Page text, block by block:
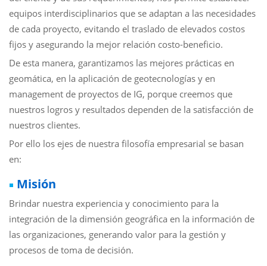
equipos interdisciplinarios que se adaptan a las necesidades
de cada proyecto, evitando el traslado de elevados costos
fijos y asegurando la mejor relación costo-beneficio.
De esta manera, garantizamos las mejores prácticas en
geomática, en la aplicación de geotecnologías y en
management de proyectos de IG, porque creemos que
nuestros logros y resultados dependen de la satisfacción de
nuestros clientes.
Por ello los ejes de nuestra filosofía empresarial se basan
en:
Misión
Brindar nuestra experiencia y conocimiento para la
integración de la dimensión geográfica en la información de
las organizaciones, generando valor para la gestión y
procesos de toma de decisión.